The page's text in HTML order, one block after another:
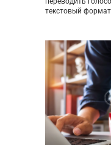
текстовый